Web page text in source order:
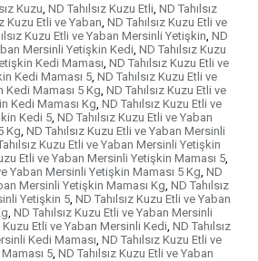
Kuzu ND Tahılsız Kuzu Etli ND Tahılsız
Kuzu Etli ve Yaban ND Tahılsız Kuzu Etli ve
Kuzu Etli ve Yaban Mersinli Yetişkin ND
Mersinli Yetişkin Kedi ND Tahılsız Kuzu
Kedi Maması ND Tahılsız Kuzu Etli ve
Kedi Maması 5 ND Tahılsız Kuzu Etli ve
Kedi Maması 5 Kg ND Tahılsız Kuzu Etli ve
Kedi Maması Kg ND Tahılsız Kuzu Etli ve
Kedi 5 ND Tahılsız Kuzu Etli ve Yaban
Kg ND Tahılsız Kuzu Etli ve Yaban Mersinli
Kuzu Etli ve Yaban Mersinli Yetişkin
Etli ve Yaban Mersinli Yetişkin Maması 5,
Yaban Mersinli Yetişkin Maması 5 Kg ND
Mersinli Yetişkin Maması Kg ND Tahılsız
Yetişkin 5, ND Tahılsız Kuzu Etli ve Yaban
ND Tahılsız Kuzu Etli ve Yaban Mersinli
Kuzu Etli ve Yaban Mersinli Kedi ND Tahılsız
Kedi Maması ND Tahılsız Kuzu Etli ve
5, ND Tahılsız Kuzu Etli ve Yaban